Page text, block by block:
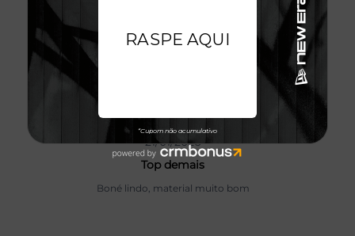
AVALIAÇÕES DO PRODUTO
Kaique Souza
21/01/2026
Top demais
Boné lindo, material muito bom